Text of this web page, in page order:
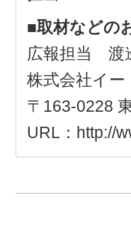
■取材などの
広報担当 渡
株式会社イー
〒163-0228
URL：http://